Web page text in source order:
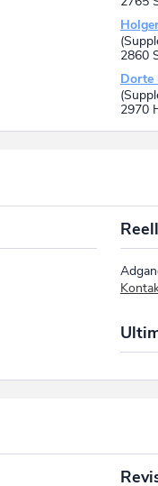
2860
Dorte
2970